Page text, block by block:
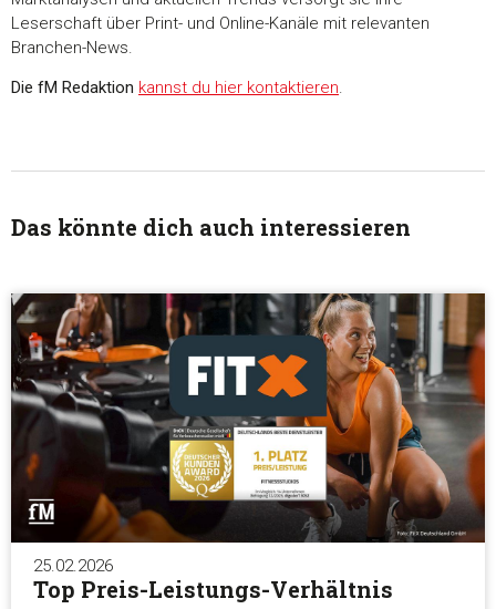
Leserschaft über Print- und Online-Kanäle mit relevanten
Branchen-News.
Die fM Redaktion kannst du hier kontaktieren.
Das könnte dich auch interessieren
25.02.2026
Top Preis-Leistungs-Verhältnis